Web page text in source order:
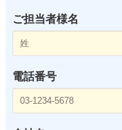
ご担当者様名
電話番号